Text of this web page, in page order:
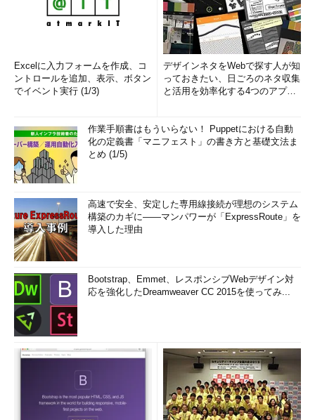
Excelに入力フォームを作成、コ
ントロールを追加、表示、ボタン
でイベント実行 (1/3)
デザインネタをWebで探す人が知
っておきたい、日ごろのネタ収集
と活用を効率化する4つのアプリ
作業手順書はもういらない！ Puppetにおける自動
化の定義書「マニフェスト」の書き方と基礎文法ま
とめ (1/5)
高速で安全、安定した専用線接続が理想のシステム
構築のカギに――マンパワーが「ExpressRoute」を
導入した理由
Bootstrap、Emmet、レスポンシブWebデザイン対
応を強化したDreamweaver CC 2015を使ってみ...